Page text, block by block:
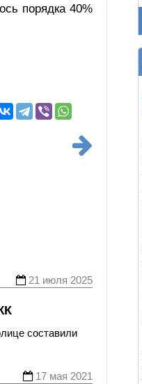
порядка 40%
21 июля 2025
составили
17 мая 2021